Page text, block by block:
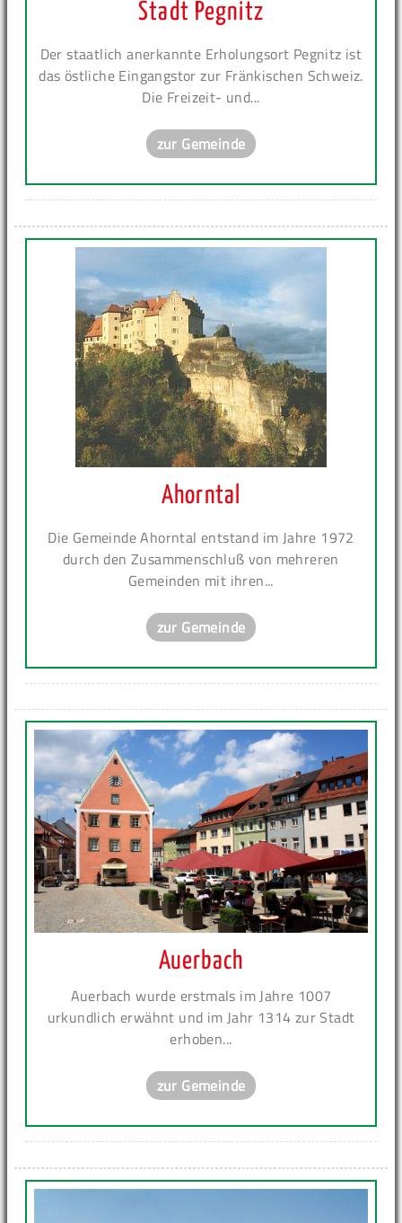
Stadt Pegnitz
Der staatlich anerkannte Erholungsort Pegnitz ist
das östliche Eingangstor zur Fränkischen Schweiz.
Die Freizeit- und...
zur Gemeinde
Ahorntal
Die Gemeinde Ahorntal entstand im Jahre 1972
durch den Zusammenschluß von mehreren
Gemeinden mit ihren...
zur Gemeinde
Auerbach
Auerbach wurde erstmals im Jahre 1007
urkundlich erwähnt und im Jahr 1314 zur Stadt
erhoben...
zur Gemeinde